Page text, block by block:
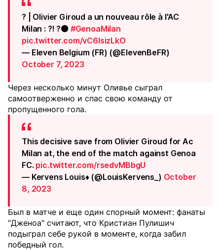
? | Olivier Giroud a un nouveau rôle à l'AC
Milan : ?! ?⚫ #GenoaMilan
pic.twitter.com/vC6lsizLkO
— Eleven Belgium (FR) (@ElevenBeFR)
October 7, 2023
Через несколько минут Оливье сыграл
самоотверженно и спас свою команду от
пропущенного гола.
This decisive save from Olivier Giroud for Ac
Milan at, the end of the match against Genoa
FC. pic.twitter.com/rsedvMBbgU
— Kervens Louis♦️ (@LouisKervens_) October
8, 2023
Был в матче и еще один спорный момент: фанаты
"Дженоа" считают, что Кристиан Пулишич
подыграл себе рукой в моменте, когда забил
победный гол.